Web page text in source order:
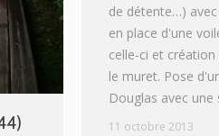
de détente…)
en place d'une
celle-ci et
le muret. Pose
Douglas avec
11 octobre 2013